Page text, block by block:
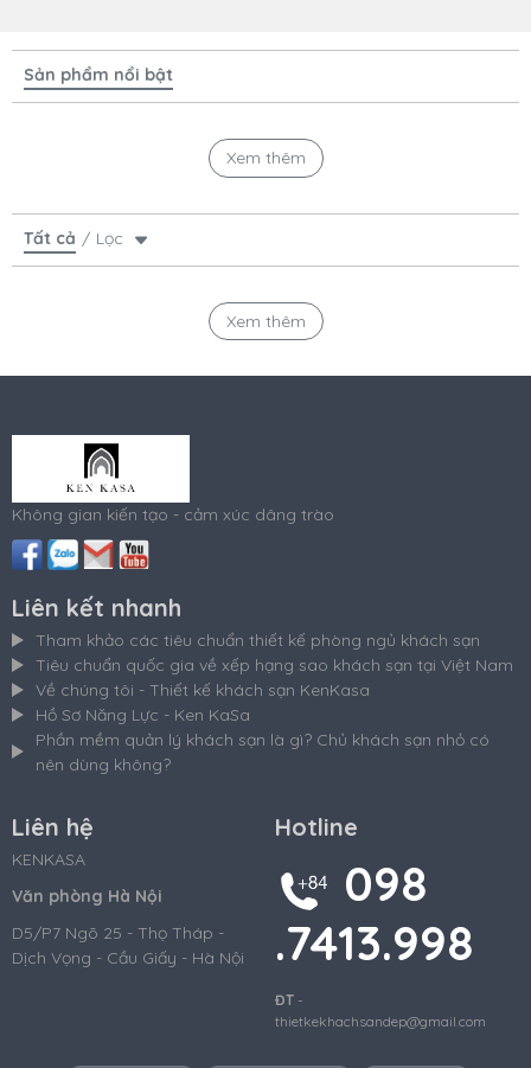
Sản phẩm nổi bật
Xem thêm
Tất cả Lọc
Xem thêm
Không gian kiến tạo - cảm xúc dâng trào
Liên kết nhanh
Tham khảo các tiêu chuẩn thiết kế phòng ngủ khách sạn
Tiêu chuẩn quốc gia về xếp hạng sao khách sạn tại Việt Nam
Về chúng tôi - Thiết kế khách sạn KenKasa
Hồ Sơ Năng Lực - Ken KaSa
Phần mềm quản lý khách sạn là gì? Chủ khách sạn nhỏ có
nên dùng không?
Liên hệ
KENKASA
Văn phòng Hà Nội
D5/P7 Ngõ 25 - Thọ Tháp -
Dịch Vọng - Cầu Giấy - Hà Nội
Hotline
098
.7413.998
ĐT-
thietkekhachsandep@gmail.com